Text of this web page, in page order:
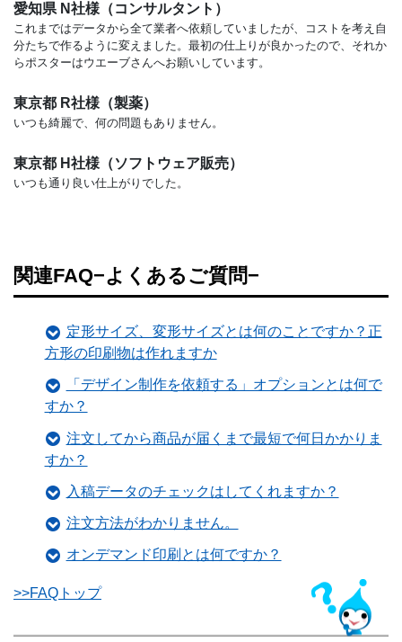
愛知県 N社様（コンサルタント）
これまではデータから全て業者へ依頼していましたが、コストを考え自
分たちで作るように変えました。最初の仕上りが良かったので、それか
らポスターはウエーブさんへお願いしています。
東京都 R社様（製薬）
いつも綺麗で、何の問題もありません。
東京都 H社様（ソフトウェア販売）
いつも通り良い仕上がりでした。
関連FAQ−よくあるご質問−
定形サイズ、変形サイズとは何のことですか？正
方形の印刷物は作れますか
「デザイン制作を依頼する」オプションとは何で
すか？
注文してから商品が届くまで最短で何日かかりま
すか？
入稿データのチェックはしてくれますか？
注文方法がわかりません。
オンデマンド印刷とは何ですか？
>>FAQトップ